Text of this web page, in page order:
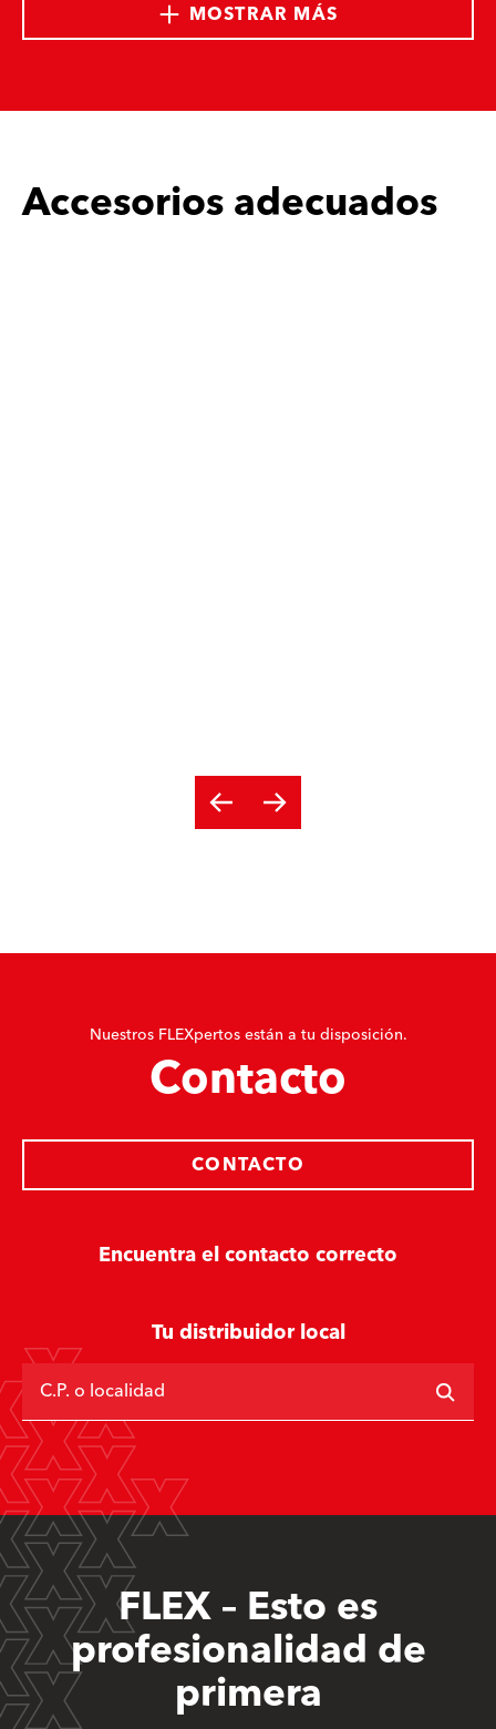
MOSTRAR MÁS
Accesorios adecuados
Nuestros FLEXpertos están a tu disposición.
Contacto
Encuentra el contacto correcto
CONTACTO
Tu distribuidor local
C.P. o localidad
FLEX – Esto es
profesionalidad de
primera